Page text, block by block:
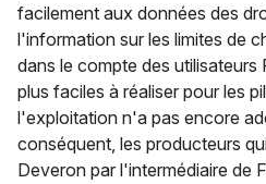
facilement aux données des
l'information sur les limites de
dans le compte des utilisateurs
plus faciles à réaliser pour les
l'exploitation n'a pas encore
conséquent, les producteurs
Deveron par l'intermédiaire de